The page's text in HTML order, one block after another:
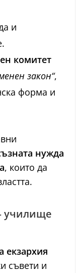
и
комитет
закон“,
форма и
нужда
, които да
училище
екзархия
съвети и